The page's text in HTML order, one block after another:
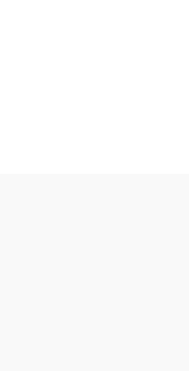
Explore
Explore